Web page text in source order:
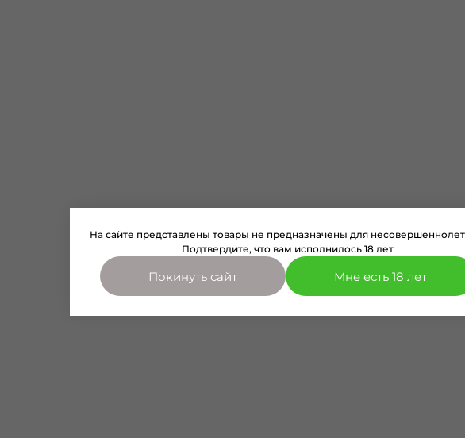
На сайте представлены товары не предназначены для
Подтвердите, что вам исполнилось 18 лет
Покинуть сайт Мне есть 18 лет